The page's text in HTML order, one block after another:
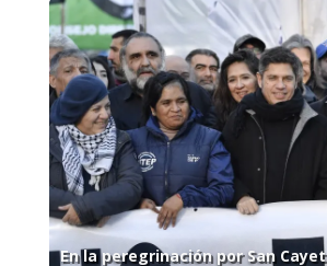
En la peregrinación por San